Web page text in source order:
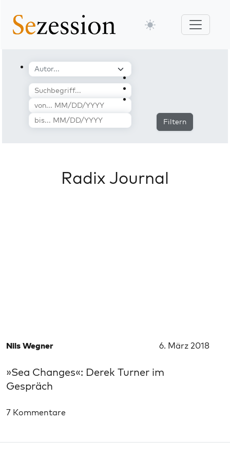
Filtern
Radix Journal
Nils Wegner 6. März 2018
»Sea Changes«: Derek Turner im
Gespräch
7 Kommentare